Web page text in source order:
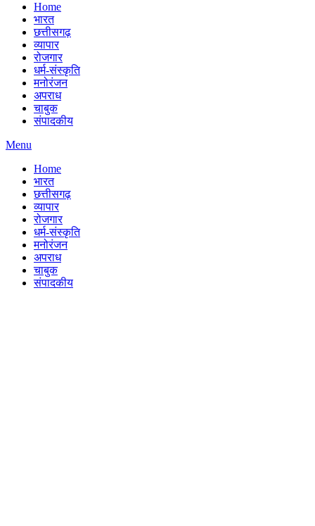
Home
भारत
छत्तीसगढ़
व्यापार
रोजगार
धर्म-संस्कृति
मनोरंजन
अपराध
चाबुक
संपादकीय
Menu
Home
भारत
छत्तीसगढ़
व्यापार
रोजगार
धर्म-संस्कृति
मनोरंजन
अपराध
चाबुक
संपादकीय